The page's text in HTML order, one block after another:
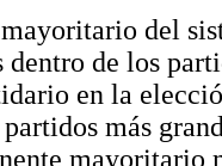
del
dentro de los
en la
más
mayoritario